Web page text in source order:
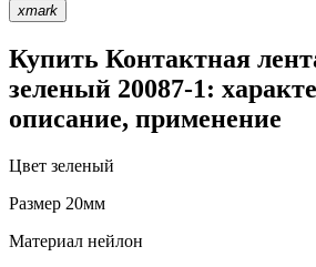
xmark
Купить Контактная
зеленый 20087-1:
описание, применение
Цвет зеленый
Размер 20мм
Материал нейлон